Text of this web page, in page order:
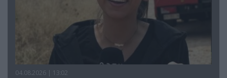
04.08.2026 | 13:02